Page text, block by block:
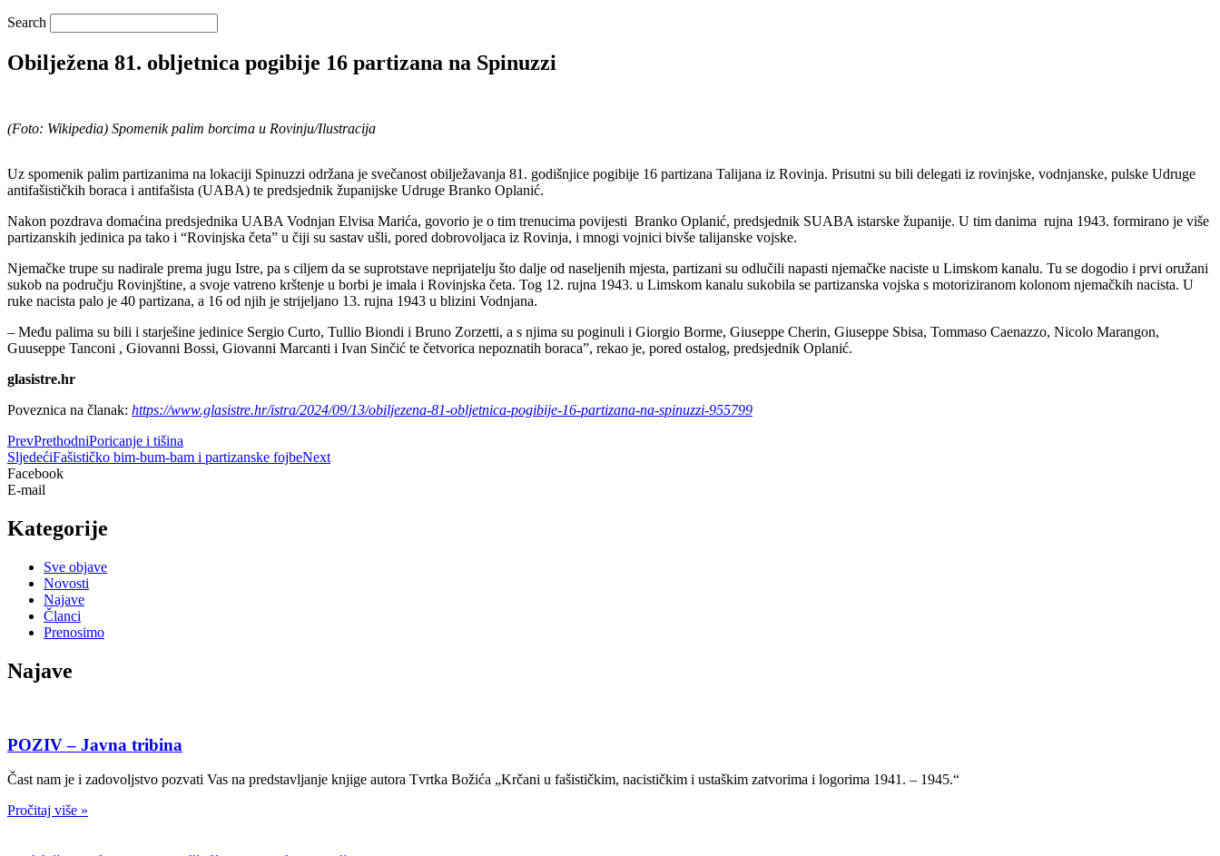
Search
Obilježena 81. obljetnica pogibije 16 partizana na Spinuzzi
(Foto: Wikipedia) Spomenik palim borcima u Rovinju/Ilustracija
Uz spomenik palim partizanima na lokaciji Spinuzzi održana je svečanost obilježavanja 81. godišnjice pogibije 16 partizana Talijana iz Rovinja. Prisutni su bili delegati iz rovinjske, vodnjanske, pulske Udruge
antifašističkih boraca i antifašista (UABA) te predsjednik županijske Udruge Branko Oplanić.
Nakon pozdrava domaćina predsjednika UABA Vodnjan Elvisa Marića, govorio je o tim trenucima povijesti Branko Oplanić, predsjednik SUABA istarske županije. U tim danima rujna 1943. formirano je više
partizanskih jedinica pa tako i “Rovinjska četa” u čiji su sastav ušli, pored dobrovoljaca iz Rovinja, i mnogi vojnici bivše talijanske vojske.
Njemačke trupe su nadirale prema jugu Istre, pa s ciljem da se suprotstave neprijatelju što dalje od naseljenih mjesta, partizani su odlučili napasti njemačke naciste u Limskom kanalu. Tu se dogodio i prvi oružani
sukob na području Rovinjštine, a svoje vatreno krštenje u borbi je imala i Rovinjska četa. Tog 12. rujna 1943. u Limskom kanalu sukobila se partizanska vojska s motoriziranom kolonom njemačkih nacista. U
ruke nacista palo je 40 partizana, a 16 od njih je strijeljano 13. rujna 1943 u blizini Vodnjana.
– Među palima su bili i starješine jedinice Sergio Curto, Tullio Biondi i Bruno Zorzetti, a s njima su poginuli i Giorgio Borme, Giuseppe Cherin, Giuseppe Sbisa, Tommaso Caenazzo, Nicolo Marangon,
Guuseppe Tanconi , Giovanni Bossi, Giovanni Marcanti i Ivan Sinčić te četvorica nepoznatih boraca”, rekao je, pored ostalog, predsjednik Oplanić.
glasistre.hr
Poveznica na članak: https://www.glasistre.hr/istra/2024/09/13/obiljezena-81-obljetnica-pogibije-16-partizana-na-spinuzzi-955799
PrevPrethodniPoricanje i tišina
SljedećiFašističko bim-bum-bam i partizanske fojbeNext
Facebook
E-mail
Kategorije
Sve objave
Novosti
Najave
Članci
Prenosimo
Najave
POZIV – Javna tribina
Čast nam je i zadovoljstvo pozvati Vas na predstavljanje knjige autora Tvrtka Božića „Krčani u fašističkim, nacističkim i ustaškim zatvorima i logorima 1941. – 1945.“
Pročitaj više »